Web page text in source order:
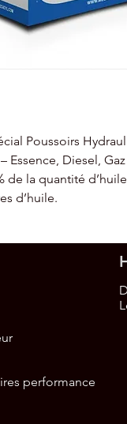
Poussoirs
Essence, Diesel, Gaz
de la quantité
d’huile.
performance